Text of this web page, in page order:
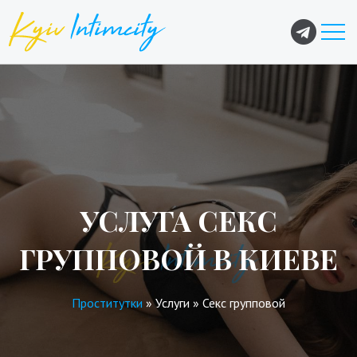
УСЛУГА СЕКС
ГРУППОВОЙ В КИЕВЕ
Проститутки »Услуги » Секс групповой